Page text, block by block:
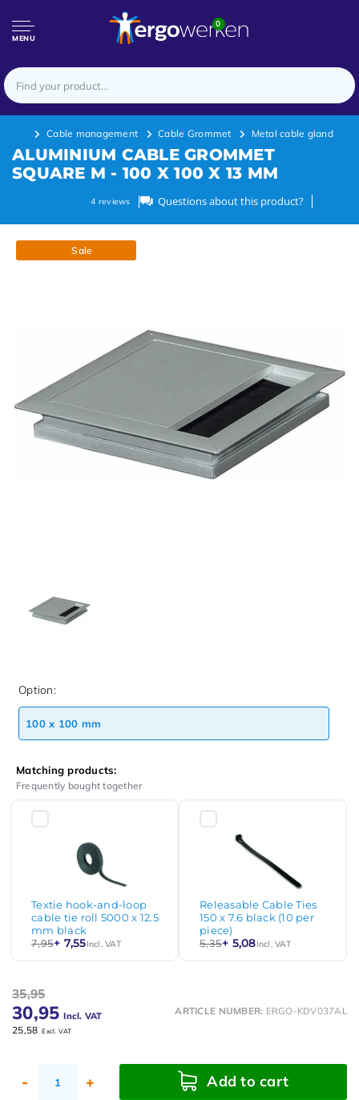
MENU
0
Cable management Cable Grommet Metal cable gland
ALUMINIUM CABLE GROMMET
SQUARE M - 100 X 100 X 13 MM
4 reviews Questions about this product?
Sale
Option:
100 x 100 mm
Matching products:
Frequently bought together
Textie hook-and-loop
cable tie roll 5000 x 12.5
mm black
7,95+ 7,55Incl. VAT
Releasable Cable Ties
150 x 7.6 black (10 per
piece)
5,35+ 5,08Incl. VAT
35,95
30,95 Incl. VAT
25,58 Excl. VAT
ARTICLE NUMBER: ERGO-KDV037AL
- + Add to cart